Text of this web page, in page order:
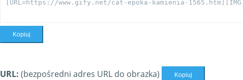
Kopiuj
URL: (bezpośredni adres URL do obrazka) Kopiuj